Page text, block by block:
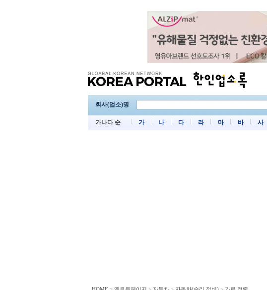
회사(업소)명
가나다 순 가 나 다 라 마 바 사